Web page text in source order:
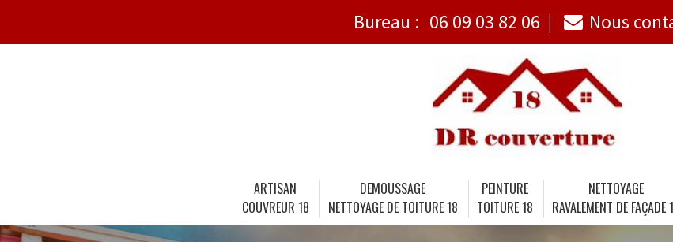
Bureau : 06 09 03 82 06 Nous
ARTISAN
COUVREUR 18
DEMOUSSAGE
NETTOYAGE DE TOITURE 18
PEINTURE
TOITURE 18
NETTOYAGE
RAVALEMENT DE FAÇADE